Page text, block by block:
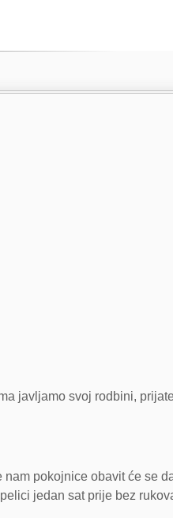
javljamo svoj rodbini,
pokojnice obavit će se
jedan sat prije bez